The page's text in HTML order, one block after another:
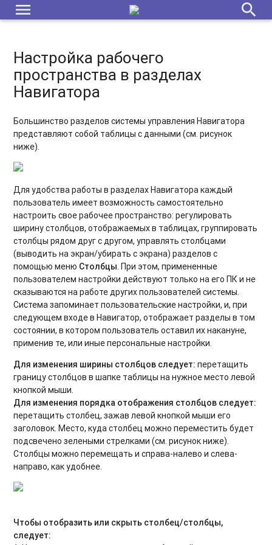
menu
формирование договора и зачисление на обучение
Как редактировать договор?
Как аннулировать договор?
Как работать с разделом «Журнал посещаемости»?
«Поиск по детям»: для чего и как работает этот
Отмена заявки на программу и отчисление с обучения
Пролонгация договоров
Модуль «Мероприятия»: создание карточки мероприятия
Модуль «Мероприятия»: обработка заявок на мероприятия
Выдача сертификата учета в Навигаторе
Всё о правилах перевода обучающихся в группы
следующего года обучения или в группы других программ
Как создать аккаунт (личный кабинет) для педагога?
Инструкция по заполнению текущего норматива в
карточках программ
Подготовка к переходу и переход на новый 2026/2027
учебный год в Навигаторе
Как переместить программу в «архив»?
Модуль «Обучающиеся»: функционал и структура
Настройка приёма заявок в карточке группы
search
Настройка рабочего
пространства в разделах
Навигатора
Большинство разделов системы управления Навигатора
представляют собой таблицы с данными (см. рисунок
ниже).
Для удобства работы в разделах Навигатора каждый
пользователь имеет возможность самостоятельно
настроить свое рабочее пространство: регулировать
ширину столбцов, отображаемых в таблицах, группировать
столбцы рядом друг с другом, управлять столбцами
(выводить на экран/убирать с экрана) разделов с
помощью меню Столбцы. При этом, примененные
пользователем настройки действуют только на его ПК и не
сказываются на работе других пользователей системы.
Система запоминает пользовательские настройки, и, при
следующем входе в Навигатор, отображает разделы в том
состоянии, в котором пользователь оставил их накануне,
применив те, или иные персональные настройки.
Для изменения ширины столбцов следует:перетащить
границу столбцов в шапке таблицы на нужное место левой
кнопкой мыши.
Для изменения порядка отображения столбцов следует:
перетащить столбец, зажав левой кнопкой мыши его
заголовок. Место, куда столбец можно переместить будет
подсвечено зелеными стрелками (см. рисунок ниже).
Столбцы можно перемещать и справа-налево и слева-
направо, как удобнее.
Чтобы отобразить или скрыть столбец/столбцы,
следует: